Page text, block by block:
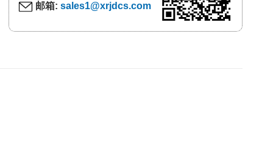
邮箱: sales1@xrjdcs.com